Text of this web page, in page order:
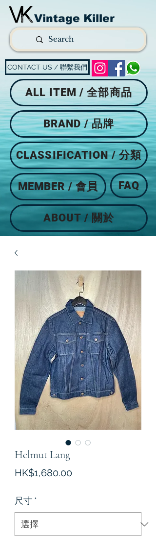
Vintage Killer
CONTACT US / 聯繫我們
ALL ITEM / 全部商品
BRAND / 品牌
CLASSIFICATION / 分類
MEMBER / 會員 FAQ
ABOUT / 關於
Helmut Lang
HK$1,680.00價
尺寸 *